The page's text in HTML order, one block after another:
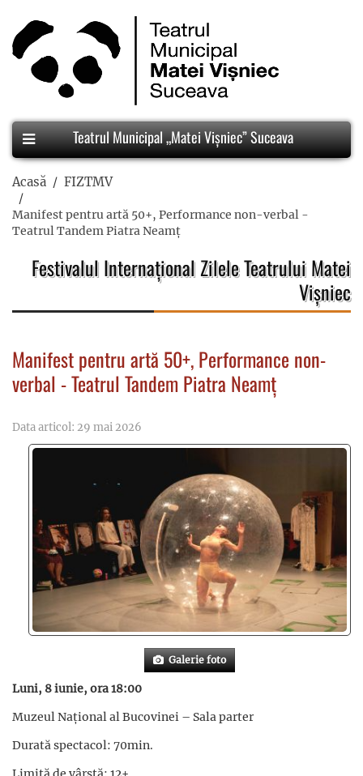
Teatrul Municipal „Matei Vișniec” Suceava
Acasă FIZTMV
Manifest pentru artă 50+, Performance non-verbal -
Teatrul Tandem Piatra Neamț
Festivalul Internațional Zilele Teatrului Matei
Vișniec
Manifest pentru artă 50+, Performance non-
verbal - Teatrul Tandem Piatra Neamț
Data articol: 29 mai 2026
Galerie foto
Luni, 8 iunie, ora 18:00
Muzeul Național al Bucovinei – Sala parter
Durată spectacol: 70min.